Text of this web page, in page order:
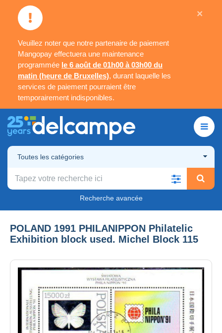
Veuillez noter que notre partenaire de paiement
Mangopay effectuera une maintenance
programmée le 6 août de 01h00 à 03h00 du
matin (heure de Bruxelles), durant laquelle les
services de paiement pourraient être
temporairement indisponibles.
×
Toutes les catégories
Recherche avancée
POLAND 1991 PHILANIPPON Philatelic
Exhibition block used. Michel Block 115